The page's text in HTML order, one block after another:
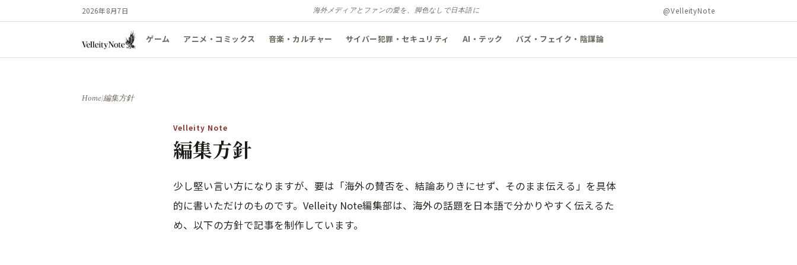
2026年8月7日 海外メディアとファンの愛を、脚色なしで日本語に @VelleityNote
ゲーム アニメ・コミックス 音楽・カルチャー サイバー犯罪・セキュリティ AI・テック バズ・フェイク・陰謀論
Home/編集方針
Velleity Note
編集方針
少し堅い言い方になりますが、要は「海外の賛否を、結論ありきにせず、そのまま伝える」を具体
的に書いただけのものです。Velleity Note編集部は、海外の話題を日本語で分かりやすく伝えるた
め、以下の方針で記事を制作しています。